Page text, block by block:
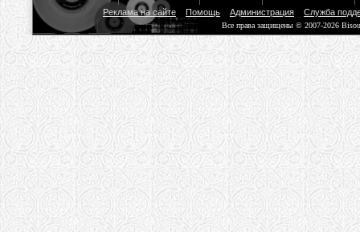
Реклама на сайте Помощь Администрация Служба
Все права защищены © 2007-2026